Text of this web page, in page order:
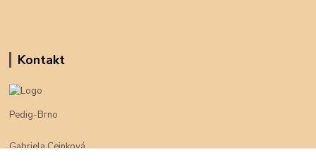
Kontakt
Pedig-Brno
Gabriela Cejnková